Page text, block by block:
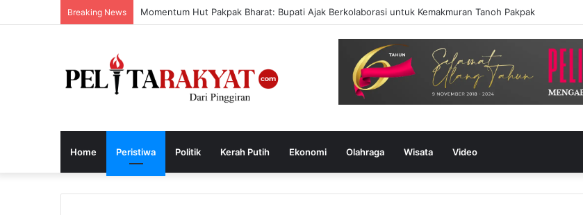
Breaking News Momentum Hut Pakpak Bharat: Bupati Ajak Berkolaborasi untuk Kemakmuran Tanoh Pakpak
Home Peristiwa Politik Kerah Putih Ekonomi Olahraga Wisata Video